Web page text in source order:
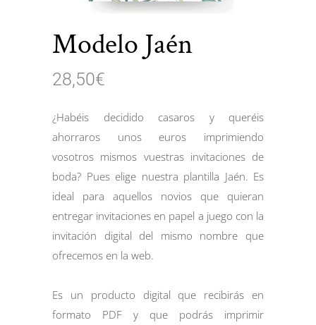
Modelo Jaén
28,50€
¿Habéis decidido casaros y queréis
ahorraros unos euros imprimiendo
vosotros mismos vuestras invitaciones de
boda? Pues elige nuestra plantilla Jaén. Es
ideal para aquellos novios que quieran
entregar invitaciones en papel a juego con la
invitación digital del mismo nombre que
ofrecemos en la web.
Es un producto digital que recibirás en
formato PDF y que podrás imprimir